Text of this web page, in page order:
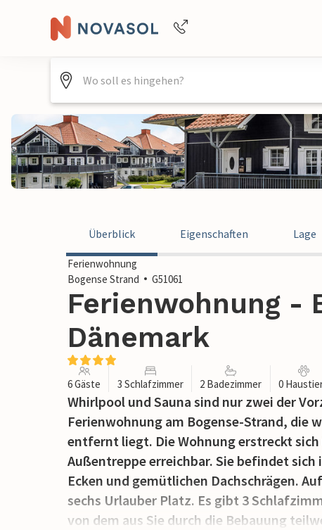
+4940688715475
Überblick Eigenschaften Lage
Ferienwohnung
Bogense Strand
G51061
Ferienwohnung -
Dänemark
6 Gäste 3 Schlafzimmer 2 Badezimmer 0
Whirlpool und Sauna sind nur zwei der
Ferienwohnung am Bogense-Strand, die
entfernt liegt. Die Wohnung erstreckt
Außentreppe erreichbar. Sie befindet
Ecken und gemütlichen Dachschrägen.
sechs Urlauber Platz. Es gibt 3
von dem aus Sie durch die Bebauung